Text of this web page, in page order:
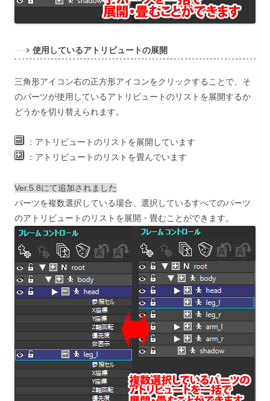
使用しているアトリビュートの展開
三角形アイコン右の正方形アイコンをクリックすることで、そ
のパーツが使用しているアトリビュートのリストを展開するか
どうかを切り替えられます。
： アトリビュートのリストを展開しています
： アトリビュートのリストを畳んでいます
Ver.5.8にて追加されました
パーツを複数選択している場合、選択しているすべてのパーツ
のアトリビュートのリストを展開・畳むことができます。